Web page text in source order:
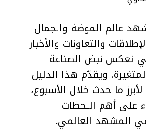
عالم الموضة والجمال
والتعاونات والأخبار
تعكس نبض الصناعة
ويقدّم هذا الدليل
ما حدث خلال الأسبوع،
على أهم اللحظات
المشهد العالمي.